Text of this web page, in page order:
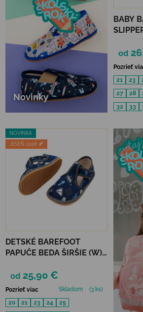
Novinky
BABY
od
Pozrieť
21
23
27
28
32
33
NOVINKA
JESEŇ 2026 🍂
DETSKÉ BAREFOOT
PAPUČE BEDA ŠIRŠIE (W)
od 25,90 €
Pozrieť viac Skladom
(3 ks)
20
21 23 24
25